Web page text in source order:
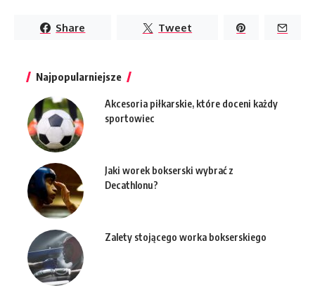
Share Tweet
Najpopularniejsze
Akcesoria piłkarskie, które doceni każdy
sportowiec
Jaki worek bokserski wybrać z
Decathlonu?
Zalety stojącego worka bokserskiego